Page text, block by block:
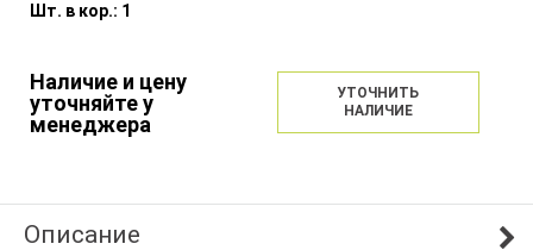
Шт. в кор.: 1
Наличие и цену
уточняйте у
менеджера
УТОЧНИТЬ
НАЛИЧИЕ
Описание